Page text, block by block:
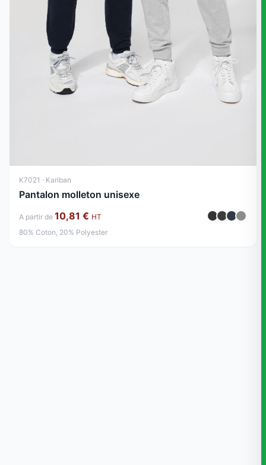
K7021 · Kariban
Pantalon molleton unisexe
A partir de 10,81 € HT
80% Coton, 20% Polyester